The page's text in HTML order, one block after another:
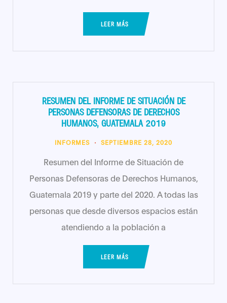
LEER MÁS
RESUMEN DEL INFORME DE SITUACIÓN DE
PERSONAS DEFENSORAS DE DERECHOS
HUMANOS, GUATEMALA 2019
INFORMES SEPTIEMBRE 28, 2020
Resumen del Informe de Situación de
Personas Defensoras de Derechos Humanos,
Guatemala 2019 y parte del 2020. A todas las
personas que desde diversos espacios están
atendiendo a la población a
LEER MÁS